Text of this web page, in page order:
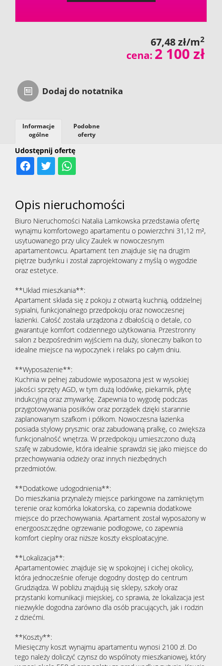
67,48 zł/m2
cena: 2 100 zł
Dodaj do notatnika
Udostępnij ofertę
Informacje
ogólne
Podobne
oferty
Opis nieruchomości
Biuro Nieruchomości Natalia Lamkowska przedstawia ofertę
wynajmu komfortowego apartamentu o powierzchni 31,12 m²,
usytuowanego przy ulicy Zaułek w nowoczesnym
apartamentowcu. Apartament ten znajduje się na drugim
piętrze budynku i został zaprojektowany z myślą o wygodzie
oraz estetyce.
**Układ mieszkania**:
Apartament składa się z pokoju z otwartą kuchnią, oddzielnej
sypialni, funkcjonalnego przedpokoju oraz nowoczesnej
łazienki. Całość została urządzona z dbałością o detale, co
gwarantuje komfort codziennego użytkowania. Przestronny
salon z bezpośrednim wyjściem na duży, słoneczny balkon to
idealne miejsce na wypoczynek i relaks po całym dniu.
**Wyposażenie**:
Kuchnia w pełnej zabudowie wyposażona jest w wysokiej
jakości sprzęty AGD, w tym dużą lodówkę, piekarnik, płytę
indukcyjną oraz zmywarkę. Zapewnia to wygodę podczas
przygotowywania posiłków oraz porządek dzięki starannie
zaplanowanym szafkom i półkom. Nowoczesna łazienka
posiada stylowy prysznic oraz zabudowaną pralkę, co zwiększa
funkcjonalność wnętrza. W przedpokoju umieszczono dużą
szafę w zabudowie, która idealnie sprawdzi się jako miejsce do
przechowywania odzieży oraz innych niezbędnych
przedmiotów.
**Dodatkowe udogodnienia**:
Do mieszkania przynależy miejsce parkingowe na zamkniętym
terenie oraz komórka lokatorska, co zapewnia dodatkowe
miejsce do przechowywania. Apartament został wyposażony w
energooszczędne ogrzewanie podłogowe, co zapewnia
komfort cieplny oraz niższe koszty eksploatacyjne.
**Lokalizacja**:
Apartamentowiec znajduje się w spokojnej i cichej okolicy,
która jednocześnie oferuje dogodny dostęp do centrum
Grudziądza. W pobliżu znajdują się sklepy, szkoły oraz
przystanki komunikacji miejskiej, co sprawia, że lokalizacja jest
niezwykle dogodna zarówno dla osób pracujących, jak i rodzin
z dziećmi.
**Koszty**:
Miesięczny koszt wynajmu apartamentu wynosi 2100 zł. Do
tego należy doliczyć czynsz do wspólnoty mieszkaniowej, który